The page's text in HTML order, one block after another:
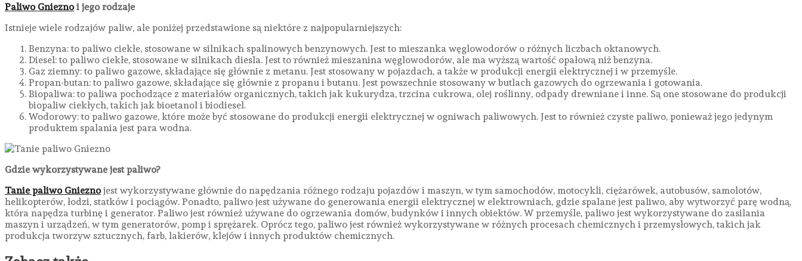
Paliwo Gnieznoi jego rodzaje
Istnieje wiele rodzajów paliw, ale poniżej przedstawione są niektóre z najpopularniejszych:
Benzyna: to paliwo ciekłe, stosowane w silnikach spalinowych benzynowych. Jest to mieszanka węglowodorów o różnych liczbach oktanowych.
Diesel: to paliwo ciekłe, stosowane w silnikach diesla. Jest to również mieszanina węglowodorów, ale ma wyższą wartość opałową niż benzyna.
Gaz ziemny: to paliwo gazowe, składające się głównie z metanu. Jest stosowany w pojazdach, a także w produkcji energii elektrycznej i w przemyśle.
Propan-butan: to paliwo gazowe, składające się głównie z propanu i butanu. Jest powszechnie stosowany w butlach gazowych do ogrzewania i gotowania.
Biopaliwa: to paliwa pochodzące z materiałów organicznych, takich jak kukurydza, trzcina cukrowa, olej roślinny, odpady drewniane i inne. Są one stosowane do produkcji
biopaliw ciekłych, takich jak bioetanol i biodiesel.
Wodorowy: to paliwo gazowe, które może być stosowane do produkcji energii elektrycznej w ogniwach paliwowych. Jest to również czyste paliwo, ponieważ jego jedynym
produktem spalania jest para wodna.
Gdzie wykorzystywane jest paliwo?
Tanie paliwo Gnieznojest wykorzystywane głównie do napędzania różnego rodzaju pojazdów i maszyn, w tym samochodów, motocykli, ciężarówek, autobusów, samolotów,
helikopterów, łodzi, statków i pociągów. Ponadto, paliwo jest używane do generowania energii elektrycznej w elektrowniach, gdzie spalane jest paliwo, aby wytworzyć parę wodną,
która napędza turbinę i generator. Paliwo jest również używane do ogrzewania domów, budynków i innych obiektów. W przemyśle, paliwo jest wykorzystywane do zasilania
maszyn i urządzeń, w tym generatorów, pomp i sprężarek. Oprócz tego, paliwo jest również wykorzystywane w różnych procesach chemicznych i przemysłowych, takich jak
produkcja tworzyw sztucznych, farb, lakierów, klejów i innych produktów chemicznych.